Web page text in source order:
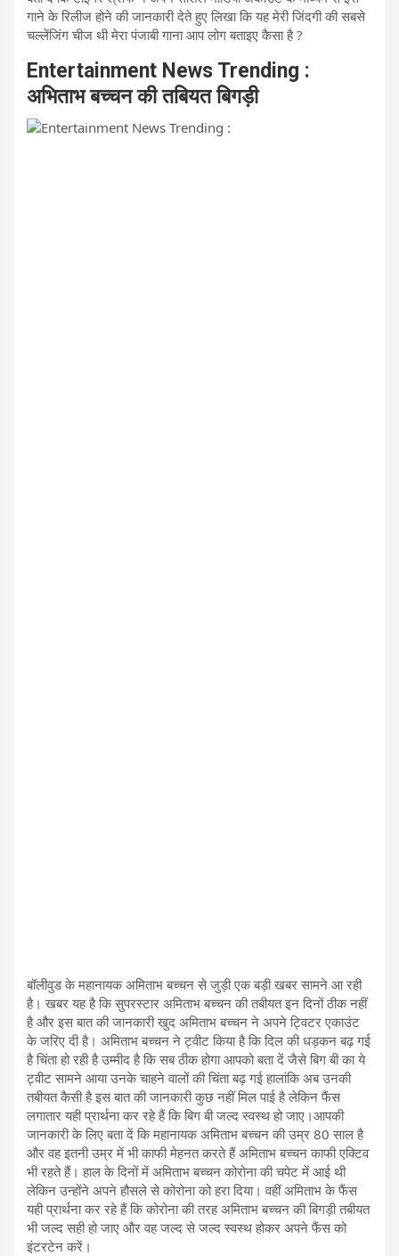
गाने के रिलीज होने की जानकारी देते हुए लिखा कि यह मेरी जिंदगी की सबसे
चल्लेंजिंग चीज थी मेरा पंजाबी गाना आप लोग बताइए कैसा है ?
Entertainment News Trending :
अभिताभ बच्चन की तबियत बिगड़ी
बॉलीवुड के महानायक अमिताभ बच्चन से जुड़ी एक बड़ी खबर सामने आ रही
है। खबर यह है कि सुपरस्टार अमिताभ बच्चन की तबीयत इन दिनों ठीक नहीं
है और इस बात की जानकारी खुद अमिताभ बच्चन ने अपने ट्विटर एकाउंट
के जरिए दी है। अमिताभ बच्चन ने ट्वीट किया है कि दिल की धड़कन बढ़ गई
है चिंता हो रही है उम्मीद है कि सब ठीक होगा आपको बता दें जैसे बिग बी का ये
ट्वीट सामने आया उनके चाहने वालों की चिंता बढ़ गई हालांकि अब उनकी
तबीयत कैसी है इस बात की जानकारी कुछ नहीं मिल पाई है लेकिन फैंस
लगातार यही प्रार्थना कर रहे हैं कि बिग बी जल्द स्वस्थ हो जाए।आपकी
जानकारी के लिए बता दें कि महानायक अमिताभ बच्चन की उम्र 80 साल है
और वह इतनी उम्र में भी काफी मेहनत करते हैं अमिताभ बच्चन काफी एक्टिव
भी रहते हैं। हाल के दिनों में अमिताभ बच्चन कोरोना की चपेट में आई थी
लेकिन उन्होंने अपने हौसले से कोरोना को हरा दिया। वहीं अमिताभ के फैंस
यही प्रार्थना कर रहे हैं कि कोरोना की तरह अमिताभ बच्चन की बिगड़ी तबीयत
भी जल्द सही हो जाए और वह जल्द से जल्द स्वस्थ होकर अपने फैंस को
इंटरटेन करें।